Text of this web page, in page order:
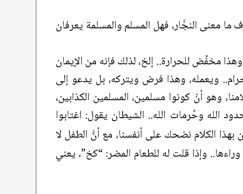
ما معنى النجَّار، فهل المسلم والمسلمة يعرفان
مخفِّض للحرارة.. إلخ، لذلك فإنه من الإيمان
ويعمله، وهذا فرض ويتركه، بل يدعو إلى
وهو أنْ كونوا مسلمين، المسلمين الكذابين،
الله وحُرمات الله.. الشيطان يقول: اغتابوا
الكلام نضحك على أنفسنا، مع أنَّ الطفل لا
وإذا قلت له للطعام المضر: “كخ”، يعني